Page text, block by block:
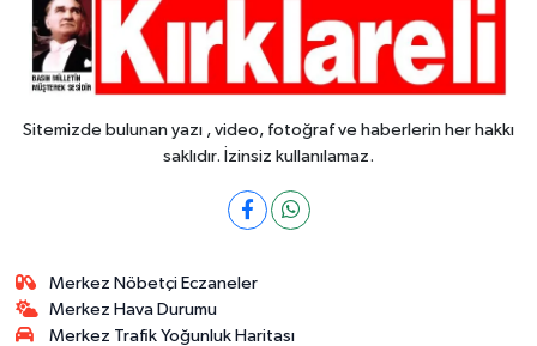
Sitemizde bulunan yazı , video, fotoğraf ve haberlerin her hakkı
saklıdır. İzinsiz kullanılamaz.
Merkez Nöbetçi Eczaneler
Merkez Hava Durumu
Merkez Trafik Yoğunluk Haritası